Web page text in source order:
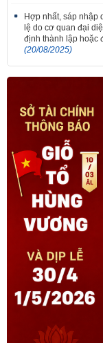
Hợp nhất, sáp nhập
lệ do cơ quan đại
định thành lập hoặc
(20/08/2025)